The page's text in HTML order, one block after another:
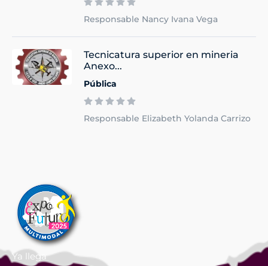
Responsable Nancy Ivana Vega
Tecnicatura superior en mineria
Anexo...
Pública
Responsable Elizabeth Yolanda Carrizo
Ya llega